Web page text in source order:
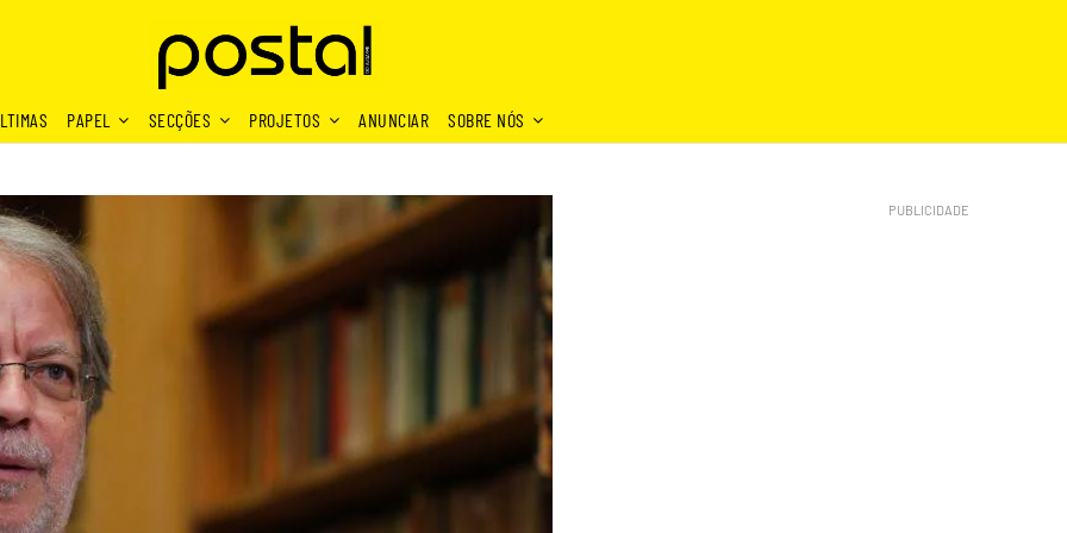
PAPEL SECÇÕES PROJETOS ANUNCIAR SOBRE NÓS